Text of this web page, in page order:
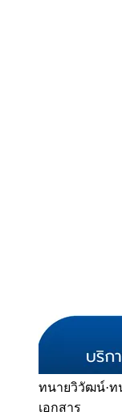
ทนายวิวัฒน์·ท
เอกสาร